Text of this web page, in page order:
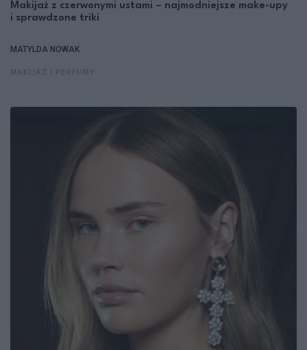
Makijaż z czerwonymi ustami – najmodniejsze make-upy
i sprawdzone triki
MATYLDA NOWAK